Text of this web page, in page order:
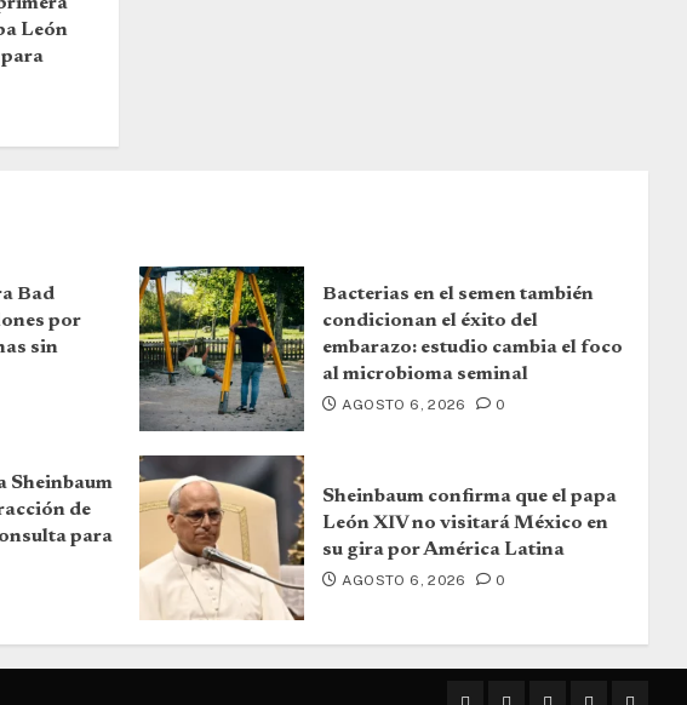
León
Bad
por
sin
Bacterias en el semen también
condicionan el éxito del
embarazo: estudio cambia el foco
al microbioma seminal
AGOSTO 6, 2026 0
Sheinbaum
de
para
Sheinbaum confirma que el papa
León XIV no visitará México en
su gira por América Latina
AGOSTO 6, 2026 0